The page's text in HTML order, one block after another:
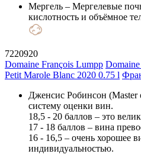
Мергель – Мергелевые
кислотность и объёмное
7220920
Domaine François Lumpp
Petit Marole Blanc 2020 0.75 l
Дженсис Робинсон (Master
систему оценки вин.
18,5 - 20 баллов – это
17 - 18 баллов – вина
16 - 16,5 – очень хорошее
индивидуальностью.